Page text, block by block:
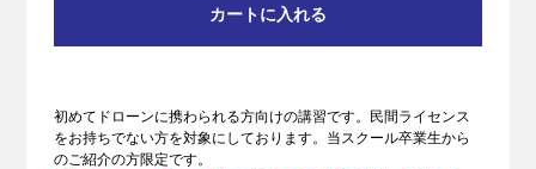
カートに入れる
初めてドローンに携わられる方向けの講習です。民間ライセンス
をお持ちでない方を対象にしております。当スクール卒業生から
のご紹介の方限定です。